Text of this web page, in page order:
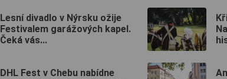
Lesní divadlo v Nýrsku ožije
Festivalem garážových kapel.
Čeká vás...
DHL Fest v Chebu nabídne